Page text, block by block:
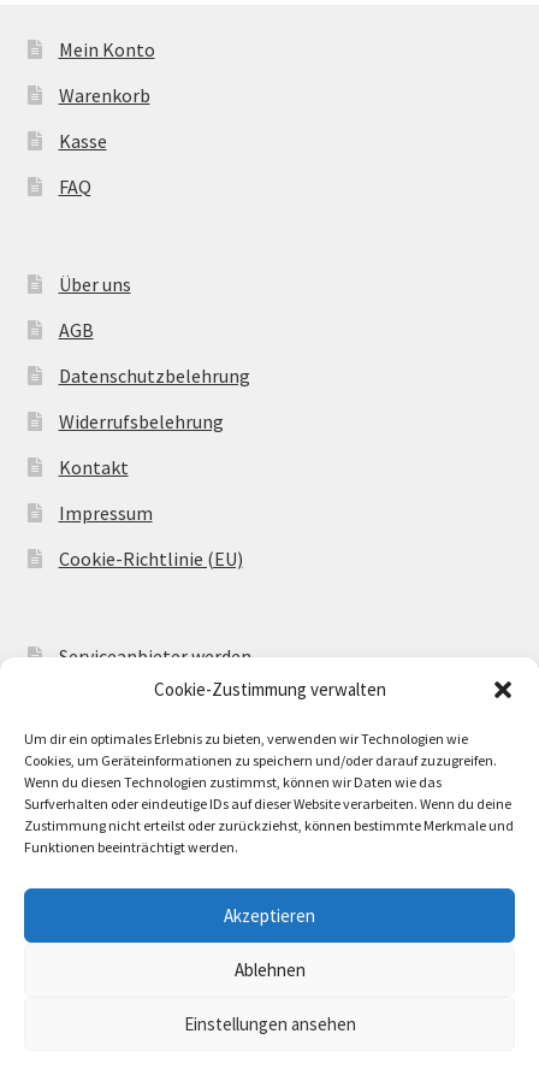
Cookie-Zustimmung verwalten
Um dir ein optimales Erlebnis zu bieten, verwenden wir Technologien wie
Cookies, um Geräteinformationen zu speichern und/oder darauf zuzugreifen.
Wenn du diesen Technologien zustimmst, können wir Daten wie das
Surfverhalten oder eindeutige IDs auf dieser Website verarbeiten. Wenn du deine
Zustimmung nicht erteilst oder zurückziehst, können bestimmte Merkmale und
Funktionen beeinträchtigt werden.
Akzeptieren
Ablehnen
Einstellungen ansehen
Mein Konto
Warenkorb
Kasse
FAQ
Über uns
AGB
Datenschutzbelehrung
Widerrufsbelehrung
Kontakt
Impressum
Cookie-Richtlinie (EU)
Serviceanbieter werden
Serviceangebot einstellen
AR Welcome
AR Config
© B I S O N I S 2026